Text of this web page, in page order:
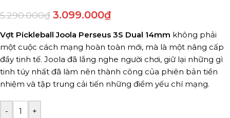
5.290.000₫ 3.099.000₫
Vợt Pickleball Joola Perseus 3S Dual 14mm không phải
một cuộc cách mạng hoàn toàn mới, mà là một nâng cấp
đầy tinh tế. Joola đã lắng nghe người chơi, giữ lại những gì
tinh túy nhất đã làm nên thành công của phiên bản tiền
nhiệm và tập trung cải tiến những điểm yếu chí mạng.
- +